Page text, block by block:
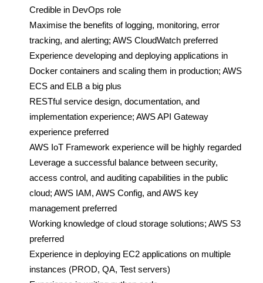
Credible in DevOps role
Maximise the benefits of logging, monitoring, error
tracking, and alerting; AWS CloudWatch preferred
Experience developing and deploying applications in
Docker containers and scaling them in production; AWS
ECS and ELB a big plus
RESTful service design, documentation, and
implementation experience; AWS API Gateway
experience preferred
AWS IoT Framework experience will be highly regarded
Leverage a successful balance between security,
access control, and auditing capabilities in the public
cloud; AWS IAM, AWS Config, and AWS key
management preferred
Working knowledge of cloud storage solutions; AWS S3
preferred
Experience in deploying EC2 applications on multiple
instances (PROD, QA, Test servers)